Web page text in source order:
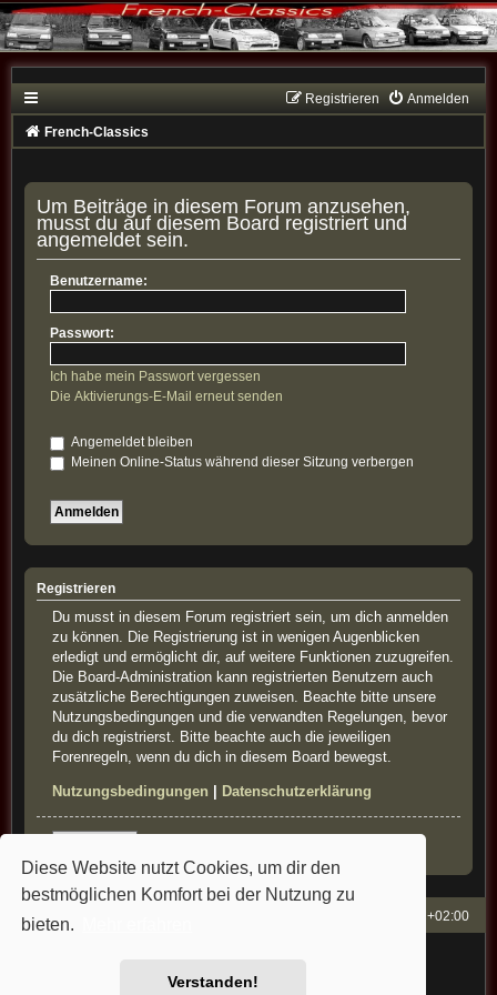
Diese Website nutzt Cookies, um dir den
bestmöglichen Komfort bei der Nutzung zu
bieten.
Verstanden!
Anmelden
Registrieren
French-Classics
Um Beiträge in diesem Forum anzusehen,
musst du auf diesem Board registriert und
angemeldet sein.
Benutzername:
Passwort:
Ich habe mein Passwort vergessen
Die Aktivierungs-E-Mail erneut senden
Angemeldet bleiben
Meinen Online-Status während dieser Sitzung verbergen
Registrieren
Du musst in diesem Forum registriert sein, um dich anmelden
zu können. Die Registrierung ist in wenigen Augenblicken
erledigt und ermöglicht dir, auf weitere Funktionen zuzugreifen.
Die Board-Administration kann registrierten Benutzern auch
zusätzliche Berechtigungen zuweisen. Beachte bitte unsere
Nutzungsbedingungen und die verwandten Regelungen, bevor
du dich registrierst. Bitte beachte auch die jeweiligen
Forenregeln, wenn du dich in diesem Board bewegst.
Nutzungsbedingungen Datenschutzerklärung
French-Classics UTC+02:00
Deutsche Übersetzung durchphpBB.de